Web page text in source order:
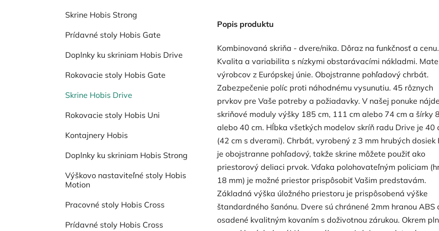
Skrine Hobis Strong
Prídavné stoly Hobis Gate
Doplnky ku skriniam Hobis Drive
Rokovacie stoly Hobis Gate
Skrine Hobis Drive
Rokovacie stoly Hobis Uni
Kontajnery Hobis
Doplnky ku skriniam Hobis Strong
Výškovo nastaviteľné stoly Hobis
Motion
Pracovné stoly Hobis Cross
Prídavné stoly Hobis Cross
Popis produktu
Kombinovaná skriňa - dvere/nika. Dôraz na funkčnosť a cenu.
Kvalita a variabilita s nízkymi obstarávacími nákladmi.
výrobcov z Európskej únie. Obojstranne pohľadový chrbát.
Zabezpečenie políc proti náhodnému vysunutiu. 45 rôznych
prvkov pre Vaše potreby a požiadavky. V našej ponuke
skriňové moduly výšky 185 cm, 111 cm alebo 74 cm a šírky
alebo 40 cm. Hĺbka všetkých modelov skríň radu Drive je 40
(42 cm s dverami). Chrbát, vyrobený z 3 mm hrubých dosiek
je obojstranne pohľadový, takže skrine môžete použiť ako
priestorový deliaci prvok. Vďaka polohovateľným policiam
18 mm) je možné priestor prispôsobiť Vašim predstavám.
Základná výška úložného priestoru je prispôsobená výške
štandardného šanónu. Dvere sú chránené 2mm hranou ABS
osadené kvalitným kovaním s doživotnou zárukou. Okrem